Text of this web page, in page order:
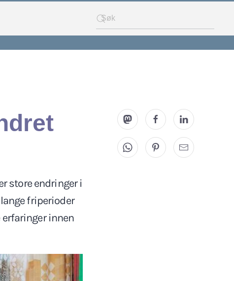
store endringer i
friperioder
innen